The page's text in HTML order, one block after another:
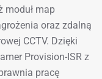
moduł map
oraz zdalną
CCTV. Dzięki
Provision-ISR z
pracę